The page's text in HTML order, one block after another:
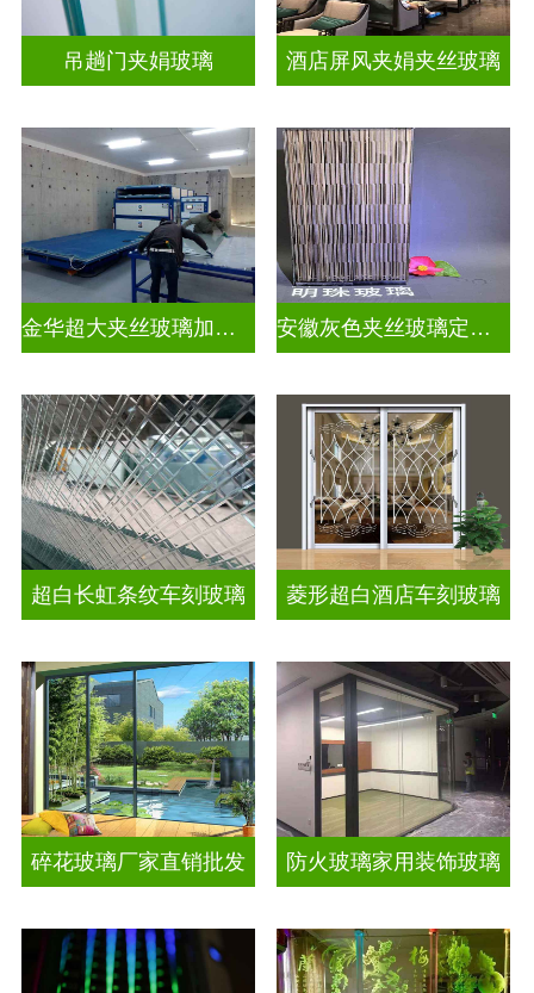
吊趟门夹娟玻璃 酒店屏风夹娟夹丝玻璃
金华超大夹丝玻璃加工店 安徽灰色夹丝玻璃定做厂
超白长虹条纹车刻玻璃 菱形超白酒店车刻玻璃
碎花玻璃厂家直销批发 防火玻璃家用装饰玻璃